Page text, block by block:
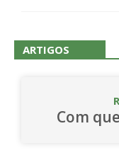
ARTIGOS
Com